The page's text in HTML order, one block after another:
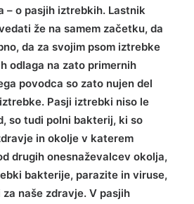
– o pasjih iztrebkih. Lastnik
že na samem začetku, da
da za svojim psom iztrebke
odlaga na zato primernih
povodca so zato nujen del
Pasji iztrebki niso le
so tudi polni bakterij, ki so
in okolje v katerem
drugih onesnaževalcev okolja,
bakterije, parazite in viruse,
naše zdravje. V pasjih